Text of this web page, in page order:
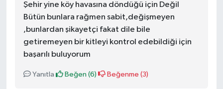
Şehir yine köy havasına döndüğü için Değil
Bütün bunlara rağmen sabit,değişmeyen
,bunlardan şikayetçi fakat dile bile
getiremeyen bir kitleyi kontrol edebildiği için
başarılı buluyorum
Yanıtla Beğen (6) Beğenme (3)